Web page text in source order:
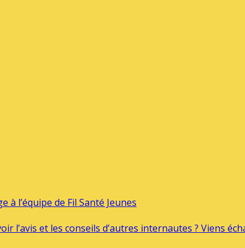
à l’équipe de Fil Santé Jeunes
l’avis et les conseils d’autres internautes ? Viens